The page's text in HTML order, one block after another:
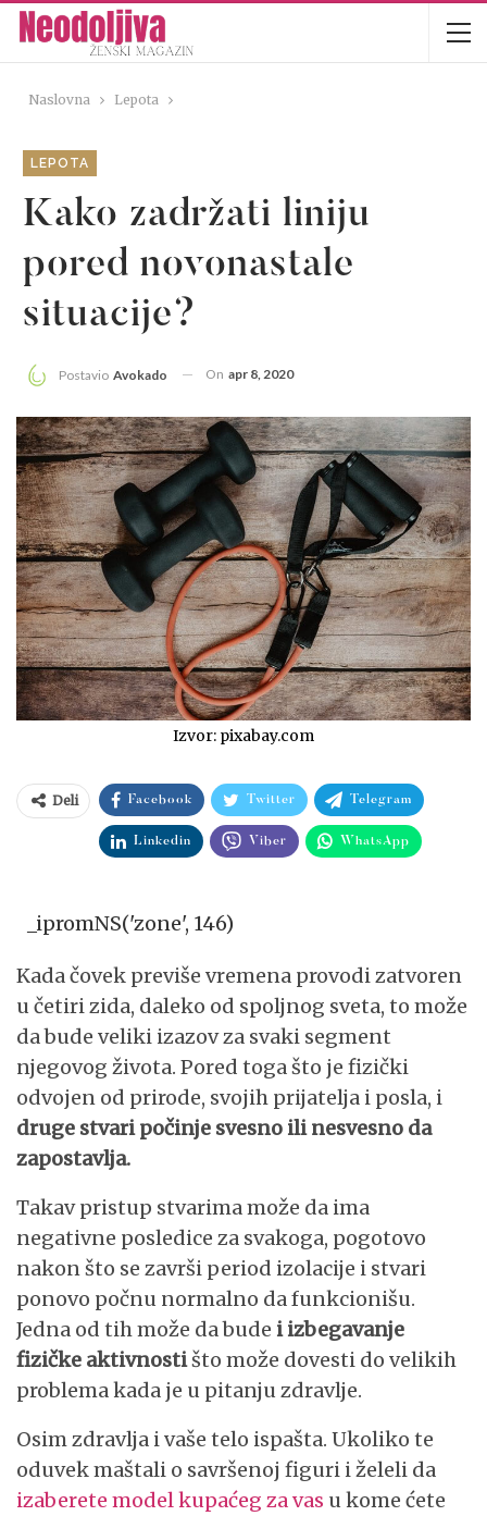
Naslovna Lepota
LEPOTA
Kako zadržati liniju
pored novonastale
situacije?
Postavio Avokado On apr 8, 2020
Izvor: pixabay.com
Deli Facebook Twitter Telegram
Linkedin Viber WhatsApp
_ipromNS('zone', 146)
Kada čovek previše vremena provodi zatvoren
u četiri zida, daleko od spoljnog sveta, to može
da bude veliki izazov za svaki segment
njegovog života. Pored toga što je fizički
odvojen od prirode, svojih prijatelja i posla, i
druge stvari počinje svesno ili nesvesno da
zapostavlja.
Takav pristup stvarima može da ima
negativne posledice za svakoga, pogotovo
nakon što se završi period izolacije i stvari
ponovo počnu normalno da funkcionišu.
Jedna od tih može da bude i izbegavanje
fizičke aktivnostišto može dovesti do velikih
problema kada je u pitanju zdravlje.
Osim zdravlja i vaše telo ispašta. Ukoliko te
oduvek maštali o savršenoj figuri i želeli da
izaberete model kupaćeg za vas u kome ćete